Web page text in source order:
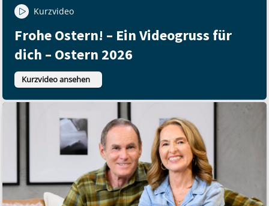
Kurzvideo
Frohe Ostern! – Ein Videogruss für
dich – Ostern 2026
Kurzvideo ansehen